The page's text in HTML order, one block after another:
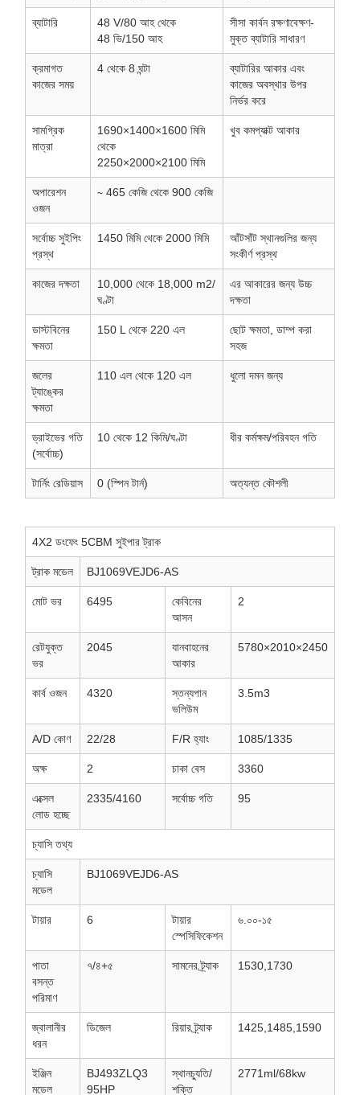
ব্যাটারি 48 V/80 আহ থেকে
48 ভি/150 আহ
সীসা কার্বন রক্ষণাবেক্ষণ-
মুক্ত ব্যাটারি সাধারণ
ক্রমাগত
কাজের সময়
4 থেকে 8 ঘন্টা
ব্যাটারির আকার এবং
কাজের অবস্থার উপর
নির্ভর করে
সামগ্রিক
মাত্রা
1690×1400×1600 মিমি
থেকে
2250×2000×2100 মিমি
খুব কমপ্যাক্ট আকার
অপারেশন
ওজন
∼ 465 কেজি থেকে 900 কেজি
সর্বোচ্চ সুইপিং
প্রস্থ
1450 মিমি থেকে 2000 মিমি
আঁটসাঁট স্থানগুলির জন্য
সংকীর্ণ প্রস্থ
কাজের দক্ষতা 10,000 থেকে 18,000 m2/
ঘণ্টা
এর আকারের জন্য উচ্চ
দক্ষতা
ডাস্টবিনের
ক্ষমতা
150 L থেকে 220 এল
ছোট ক্ষমতা, ডাম্প করা
সহজ
জলের
ট্যাঙ্কের
ক্ষমতা
110 এল থেকে 120 এল ধুলো দমন জন্য
ড্রাইভের গতি
(সর্বোচ্চ)
10 থেকে 12 কিমি/ঘণ্টা ধীর কর্মক্ষম/পরিবহন গতি
টার্নিং রেডিয়াস 0 (স্পিন টার্ন) অত্যন্ত কৌশলী
4X2 ডংফেং 5CBM সুইপার ট্রাক
ট্রাক মডেল BJ1069VEJD6-AS
মোট ভর 6495
কেবিনের
আসন
2
রেটযুক্ত
ভর
2045
যানবাহনের
আকার
5780×2010×2450
কার্ব ওজন 4320
স্তন্যপান
ভলিউম
3.5m3
A/D কোণ 22/28 F/R হ্যাং 1085/1335
অক্ষ 2 চাকা বেস 3360
এক্সেল
লোড হচ্ছে
2335/4160 সর্বোচ্চ গতি 95
চ্যাসি তথ্য
চ্যাসি
মডেল
BJ1069VEJD6-AS
টায়ার 6
টায়ার
স্পেসিফিকেশন
৬.০০-১৫
পাতা
বসন্ত
পরিমাণ
৭/৪+৫ সামনের ট্র্যাক 1530,1730
জ্বালানীর
ধরন
ডিজেল রিয়ার ট্র্যাক 1425,1485,1590
ইঞ্জিন
মডেল
BJ493ZLQ3
95HP
স্থানচ্যুতি/
শক্তি
2771ml/68kw